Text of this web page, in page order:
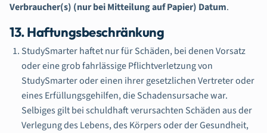
Verbraucher(s) (nur bei Mitteilung auf Papier) Datum.
13. Haftungsbeschränkung
StudySmarter haftet nur für Schäden, bei denen Vorsatz
oder eine grob fahrlässige Pflichtverletzung von
StudySmarter oder einen ihrer gesetzlichen Vertreter oder
eines Erfüllungsgehilfen, die Schadensursache war.
Selbiges gilt bei schuldhaft verursachten Schäden aus der
Verlegung des Lebens, des Körpers oder der Gesundheit,